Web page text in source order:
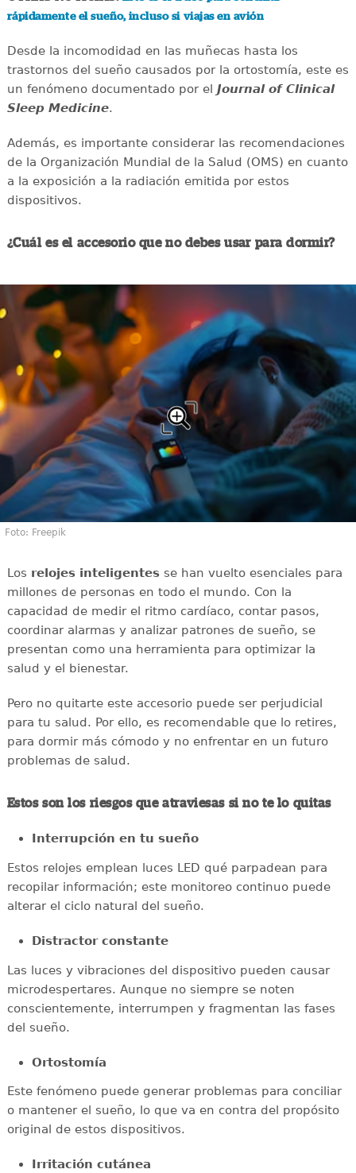
rápidamente el sueño, incluso si viajas en avión
Desde la incomodidad en las muñecas hasta los
trastornos del sueño causados por la ortostomía, este es
un fenómeno documentado por el Journal of Clinical
Sleep Medicine.
Además, es importante considerar las recomendaciones
de la Organización Mundial de la Salud (OMS) en cuanto
a la exposición a la radiación emitida por estos
dispositivos.
¿Cuál es el accesorio que no debes usar para dormir?
Foto: Freepik
Los relojes inteligentesse han vuelto esenciales para
millones de personas en todo el mundo. Con la
capacidad de medir el ritmo cardíaco, contar pasos,
coordinar alarmas y analizar patrones de sueño, se
presentan como una herramienta para optimizar la
salud y el bienestar.
Pero no quitarte este accesorio puede ser perjudicial
para tu salud. Por ello, es recomendable que lo retires,
para dormir más cómodo y no enfrentar en un futuro
problemas de salud.
Estos son los riesgos que atraviesas si no te lo quitas
Interrupción en tu sueño
Estos relojes emplean luces LED qué parpadean para
recopilar información; este monitoreo continuo puede
alterar el ciclo natural del sueño.
Distractor constante
Las luces y vibraciones del dispositivo pueden causar
microdespertares. Aunque no siempre se noten
conscientemente, interrumpen y fragmentan las fases
del sueño.
Ortostomía
Este fenómeno puede generar problemas para conciliar
o mantener el sueño, lo que va en contra del propósito
original de estos dispositivos.
Irritación cutánea